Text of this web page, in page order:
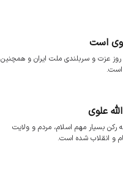
است
الله نوری همدانی گفتند:12 بهمن روز عزت و سربلندی ملت ایران و همچنین
است.
علوی
رکن بسیار مهم اسلام، مردم و ولایت
و انقلاب شده است.